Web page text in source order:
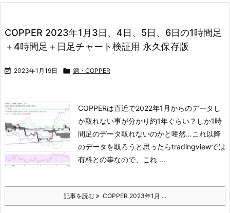
COPPER 2023年1月3日、4日、5日、6日の1時間足
＋4時間足＋日足チャート検証用 永久保存版
 2023年1月19日  銅・COPPER
COPPERは直近で2022年1月からのデータし
か取れない事が分かり約1年ぐらい？しか1時
間足のデータ取れないのかと唖然…これ以降
のデータを取ろうと思ったらtradingviewでは
有料との事なので、
これ ...
記事を読む COPPER 2023年1月 ...